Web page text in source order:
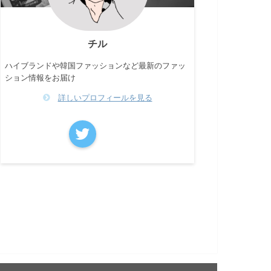
チル
ハイブランドや韓国ファッションなど最新のファッ
ション情報をお届け
詳しいプロフィールを見る